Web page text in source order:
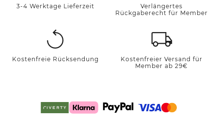
3-4 Werktage Lieferzeit
Verlängertes
Rückgaberecht für Member
Kostenfreie Rücksendung
Kostenfreier Versand für
Member ab 29€